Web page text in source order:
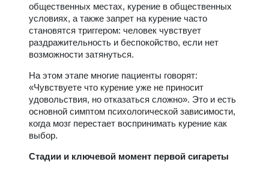
общественных местах, курение в общественных
условиях, а также запрет на курение часто
становятся триггером: человек чувствует
раздражительность и беспокойство, если нет
возможности затянуться.
На этом этапе многие пациенты говорят:
«Чувствуете что курение уже не приносит
удовольствия, но отказаться сложно». Это и есть
основной симптом психологической зависимости,
когда мозг перестает воспринимать курение как
выбор.
Стадии и ключевой момент первой сигареты